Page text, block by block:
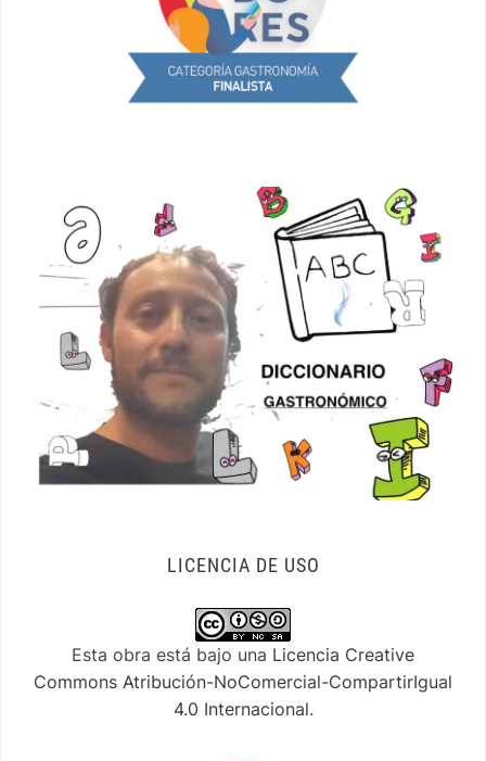
LICENCIA DE USO
Esta obra está bajo una Licencia Creative
Commons Atribución-NoComercial-CompartirIgual
4.0 Internacional.